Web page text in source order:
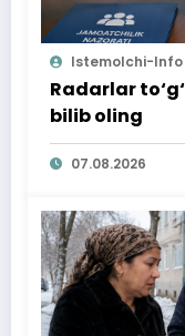
Istemolchi-Info
Radarlar
bilib oling
07.08.2026